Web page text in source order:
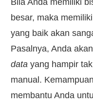
besar, maka
yang baik akan
Pasalnya, Anda
data yang hampir
manual.
membantu Anda